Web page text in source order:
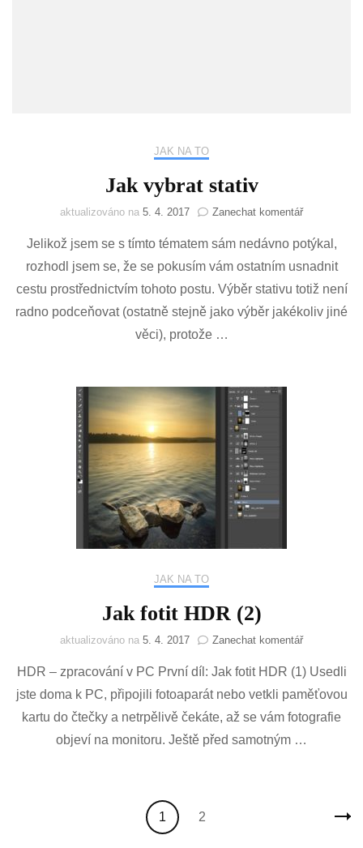
JAK NA TO
Jak vybrat stativ
aktualizováno na 5. 4. 2017 Zanechat komentářna
vybrat
stativ
Jelikož jsem se s tímto tématem sám nedávno potýkal,
rozhodl jsem se, že se pokusím vám ostatním usnadnit
cestu prostřednictvím tohoto postu. Výběr stativu totiž není
radno podceňovat (ostatně stejně jako výběr jakékoliv jiné
věci), protože …
JAK NA TO
Jak fotit HDR (2)
aktualizováno na 5. 4. 2017 Zanechat komentářna
fotit
HDR
HDR – zpracování v PC První díl: Jak fotit HDR (1) Usedli
jste doma k PC, připojili fotoaparát nebo vetkli paměťovou
kartu do čtečky a netrpělivě čekáte, až se vám fotografie
objeví na monitoru. Ještě před samotným …
Stránka
1 Stránka
2